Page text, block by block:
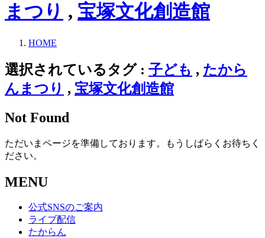
まつり , 宝塚文化創造館
HOME
選択されているタグ : 子ども , たから
んまつり , 宝塚文化創造館
Not Found
ただいまページを準備しております。もうしばらくお待ちく
ださい。
MENU
公式SNSのご案内
ライブ配信
たからん